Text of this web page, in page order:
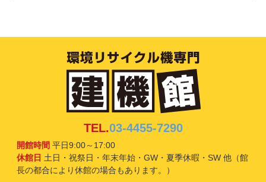
TEL.03-4455-7290
開館時間 平日9:00～17:00
休館日 土日・祝祭日・年末年始・GW・夏季休暇・SW 他（館
長の都合により休館の場合もあります。）